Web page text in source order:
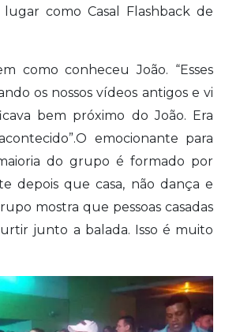
como Casal Flashback de
como conheceu João. “Esses
os nossos vídeos antigos e vi
bem próximo do João. Era
emocionante para
do grupo é formado por
depois que casa, não dança e
mostra que pessoas casadas
junto a balada. Isso é muito